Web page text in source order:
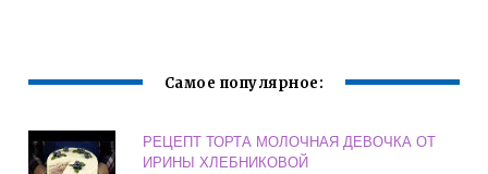
Самое популярное:
РЕЦЕПТ ТОРТА МОЛОЧНАЯ ДЕВОЧКА ОТ
ИРИНЫ ХЛЕБНИКОВОЙ